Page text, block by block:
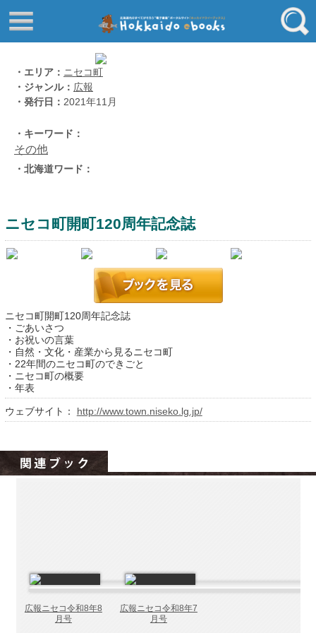
キーワード
・エリア： ニセコ町
・ジャンル： 広報
・発行日： 2021年11月
・キーワード：
その他
・北海道ワード：
ニセコ町開町120周年記念誌
ニセコ町開町120周年記念誌
・ごあいさつ
・お祝いの言葉
・自然・文化・産業から見るニセコ町
・22年間のニセコ町のできごと
・ニセコ町の概要
・年表
ウェブサイト： http://www.town.niseko.lg.jp/
広報ニセコ令和8年8
月号
広報ニセコ令和8年7
月号
はじめてご利用される方へ
ふるさと納税ebooks
学校ebooks
北海道立文書館赤れんが
コンテンツ
千歳市
喜茂別町
北海道の病院ebooks
創成研究機構の本棚
全国健康保険協会
hokkaido ebooksとは
運営会社
よくある質問
個人情報保護方針
プライバシーポリシー（配信アプリ